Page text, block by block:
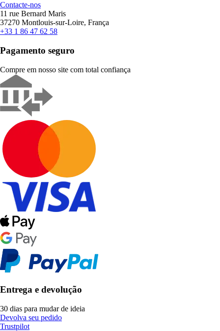
Contacte-nos
11 rue Bernard Maris
37270 Montlouis-sur-Loire, França
+33 1 86 47 62 58
Pagamento seguro
Compre em nosso site com total confiança
Entrega e devolução
30 dias para mudar de ideia
Devolva seu pedido
Trustpilot